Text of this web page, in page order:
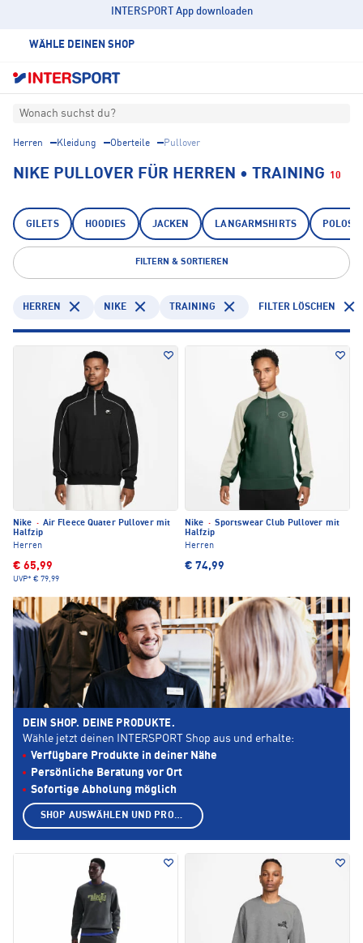
INTERSPORT App downloaden
WÄHLE DEINEN SHOP
Wonach suchst du?
Herren Kleidung Oberteile Pullover
NIKE PULLOVER FÜR HERREN • TRAINING 10
GILETS HOODIES JACKEN LANGARMSHIRTS
FILTERN & SORTIEREN
HERREN NIKE TRAINING FILTER LÖSCHEN
Nike · Air Fleece Quater Pullover mit
Halfzip
Herren
€ 65,99
UVP* € 79,99
Nike · Sportswear Club Pullover mit
Halfzip
Herren
€ 74,99
DEIN SHOP. DEINE PRODUKTE.
Wähle jetzt deinen INTERSPORT Shop aus und erhalte:
Verfügbare Produkte in deiner Nähe
Persönliche Beratung vor Ort
Sofortige Abholung möglich
SHOP AUSWÄHLEN UND PRODUKTE ANZEIGEN